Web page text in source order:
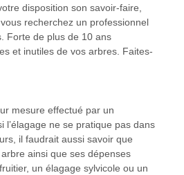
disposition son savoir-faire,
recherchez un professionnel
Forte de plus de 10 ans
et inutiles de vos arbres. Faites-
mesure effectué par un
l’élagage ne se pratique pas dans
il faudrait aussi savoir que
ainsi que ses dépenses
un élagage sylvicole ou un